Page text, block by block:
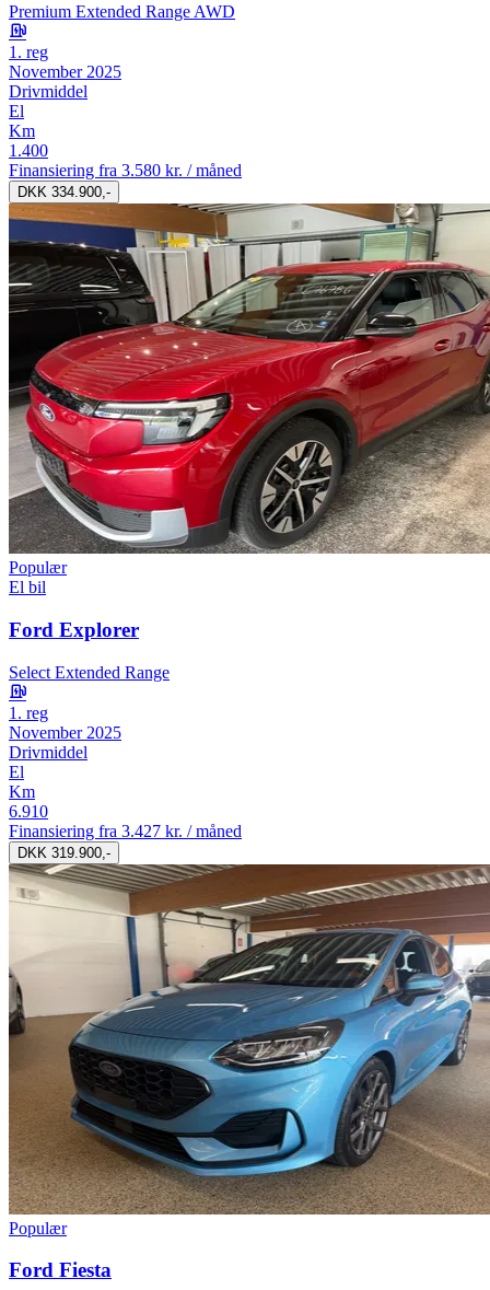
Premium Extended Range AWD
1. reg
November 2025
Drivmiddel
El
Km
1.400
Finansiering fra 3.580 kr. / måned
DKK 334.900,-
Populær
El bil
Ford Explorer
Select Extended Range
1. reg
November 2025
Drivmiddel
El
Km
6.910
Finansiering fra 3.427 kr. / måned
DKK 319.900,-
Populær
Ford Fiesta